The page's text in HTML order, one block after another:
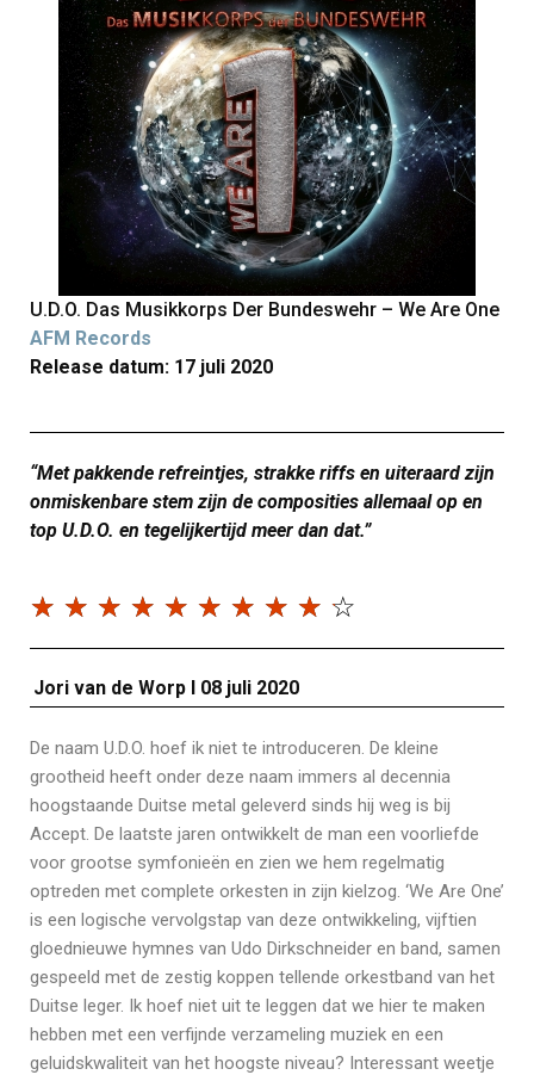
U.D.O. Das Musikkorps Der Bundeswehr – We Are One
AFM Records
Release datum: 17 juli 2020
“Met pakkende refreintjes, strakke riffs en uiteraard zijn
onmiskenbare stem zijn de composities allemaal op en
top U.D.O. en tegelijkertijd meer dan dat.”
☆ ☆ ☆ ☆ ☆ ☆ ☆ ☆ ☆ ☆
Jori van de Worp I 08 juli 2020
De naam U.D.O. hoef ik niet te introduceren. De kleine
grootheid heeft onder deze naam immers al decennia
hoogstaande Duitse metal geleverd sinds hij weg is bij
Accept. De laatste jaren ontwikkelt de man een voorliefde
voor grootse symfonieën en zien we hem regelmatig
optreden met complete orkesten in zijn kielzog. ‘We Are One’
is een logische vervolgstap van deze ontwikkeling, vijftien
gloednieuwe hymnes van Udo Dirkschneider en band, samen
gespeeld met de zestig koppen tellende orkestband van het
Duitse leger. Ik hoef niet uit te leggen dat we hier te maken
hebben met een verfijnde verzameling muziek en een
geluidskwaliteit van het hoogste niveau? Interessant weetje